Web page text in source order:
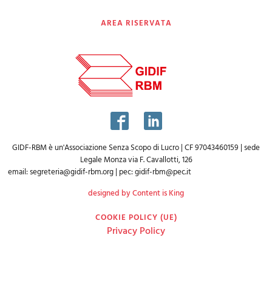
AREA RISERVATA
GIDF-RBM è un'Associazione Senza Scopo di Lucro | CF 97043460159 | sede
Legale Monza via F. Cavallotti, 126
email:segreteria@gidif-rbm.org| pec:gidif-rbm@pec.it
designed by Content is King
COOKIE POLICY (UE)
Privacy Policy